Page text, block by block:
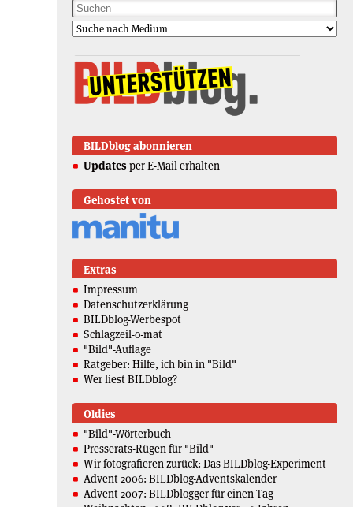
BILDblog abonnieren
Updates per E-Mail erhalten
Gehostet von
Extras
Impressum
Datenschutzerklärung
BILDblog-Werbespot
Schlagzeil-o-mat
"Bild"-Auflage
Ratgeber: Hilfe, ich bin in "Bild"
Wer liest BILDblog?
Oldies
"Bild"-Wörterbuch
Presserats-Rügen für "Bild"
Wir fotografieren zurück: Das BILDblog-Experiment
Advent 2006: BILDblog-Adventskalender
Advent 2007: BILDblogger für einen Tag